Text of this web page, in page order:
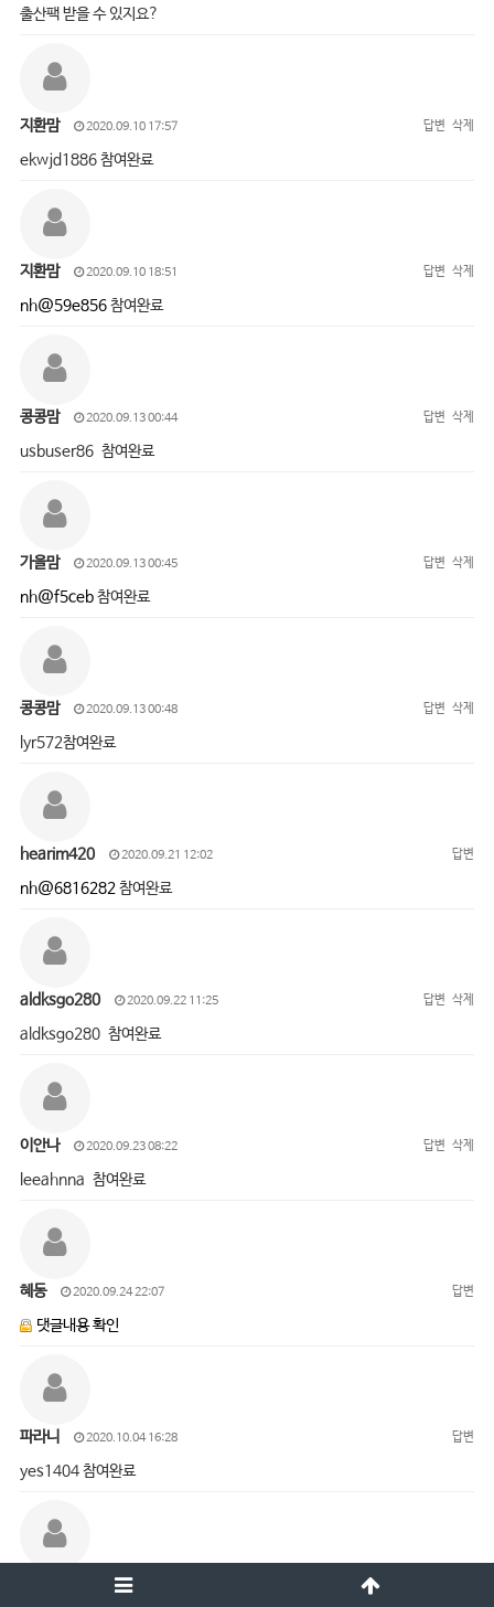
출산팩 받을 수 있지요?
지환맘 2020.09.10 17:57 답변 삭제
ekwjd1886 참여완료
지환맘 2020.09.10 18:51 답변 삭제
nh@59e856참여완료
콩콩맘 2020.09.13 00:44 답변 삭제
usbuser86 참여완료
가을맘 2020.09.13 00:45 답변 삭제
nh@f5ceb참여완료
콩콩맘 2020.09.13 00:48 답변 삭제
lyr572참여완료
hearim420 2020.09.21 12:02 답변
nh@6816282참여완료
aldksgo280 2020.09.22 11:25 답변 삭제
aldksgo280 참여완료
이안나 2020.09.23 08:22 답변 삭제
leeahnna 참여완료
혜동 2020.09.24 22:07 답변
댓글내용 확인
파라니 2020.10.04 16:28 답변
yes1404 참여완료
2020.10.05 15:01